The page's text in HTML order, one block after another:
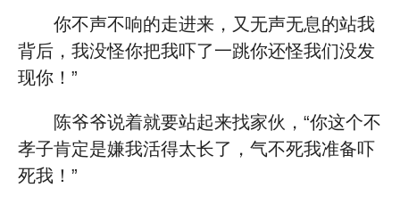
你不声不响的走进来，又无声无息的站我
背后，我没怪你把我吓了一跳你还怪我们没发
现你！”
陈爷爷说着就要站起来找家伙，“你这个不
孝子肯定是嫌我活得太长了，气不死我准备吓
死我！”